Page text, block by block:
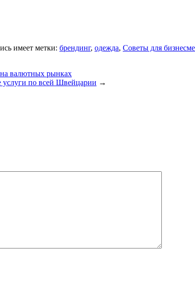
имеет метки: брендинг, одежда, Советы для
валютных рынках
услуги по всей Швейцарии →